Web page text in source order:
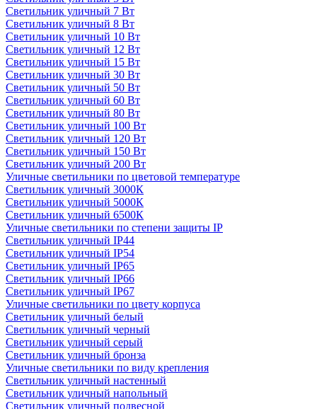
Светильник уличный 7 Вт
Светильник уличный 8 Вт
Светильник уличный 10 Вт
Светильник уличный 12 Вт
Светильник уличный 15 Вт
Светильник уличный 30 Вт
Светильник уличный 50 Вт
Светильник уличный 60 Вт
Светильник уличный 80 Вт
Светильник уличный 100 Вт
Светильник уличный 120 Вт
Светильник уличный 150 Вт
Светильник уличный 200 Вт
Уличные светильники по цветовой температуре
Cветильник уличный 3000К
Cветильник уличный 5000К
Cветильник уличный 6500К
Уличные светильники по степени защиты IP
Светильник уличный IP44
Светильник уличный IP54
Светильник уличный IP65
Светильник уличный IP66
Светильник уличный IP67
Уличные светильники по цвету корпуса
Светильник уличный белый
Светильник уличный черный
Светильник уличный серый
Светильник уличный бронза
Уличные светильники по виду крепления
Светильник уличный настенный
Светильник уличный напольный
Светильник уличный подвесной